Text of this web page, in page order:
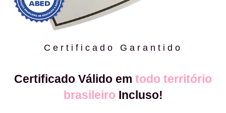
Certificado Garantido
Certificado Válido em todo território
brasileiro Incluso!